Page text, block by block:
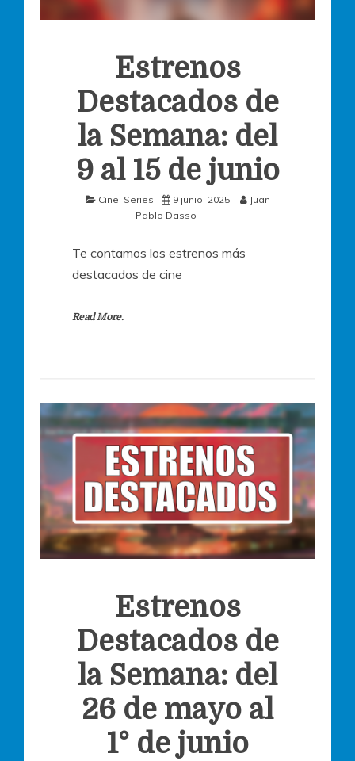
Estrenos
Destacados de
la Semana: del
9 al 15 de junio
Cine Series 9 junio, 2025
Juan
Pablo Dasso
Te contamos los estrenos más
destacados de cine
Read More.
Estrenos
Destacados de
la Semana: del
26 de mayo al
1° de junio